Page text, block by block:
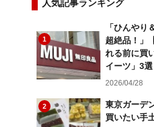
人気記事ランキング
1
「ひんやり
超絶品！」
れる前に買
イーツ」3選
2026/04/28
2
東京ガーデ
買いたい手